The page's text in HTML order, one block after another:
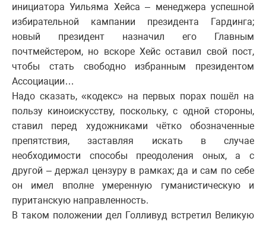
инициатора Уильяма Хейса – менеджера успешной
избирательной кампании президента Гардинга;
новый президент назначил его Главным
почтмейстером, но вскоре Хейс оставил свой пост,
чтобы стать свободно избранным президентом
Ассоциации…
Надо сказать, «кодекс» на первых порах пошёл на
пользу киноискусству, поскольку, с одной стороны,
ставил перед художниками чётко обозначенные
препятствия, заставляя искать в случае
необходимости способы преодоления оных, а с
другой – держал цензуру в рамках; да и сам по себе
он имел вполне умеренную гуманистическую и
пуританскую направленность.
В таком положении дел Голливуд встретил Великую